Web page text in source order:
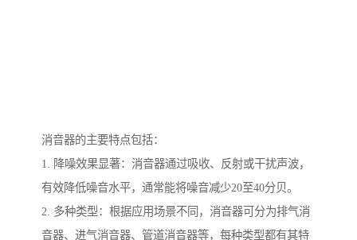
消音器的主要特点包括：
1. 降噪效果显著：消音器通过吸收、反射或干扰声波，
有效降低噪音水平，通常能将噪音减少20至40分贝。
2. 多种类型：根据应用场景不同，消音器可分为排气消
音器、进气消音器、管道消音器等，每种类型都有其特